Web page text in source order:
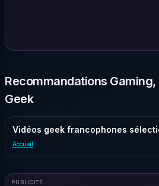
Recommandations
Geek
Vidéos geek francophones
Accueil
PUBLICITÉ